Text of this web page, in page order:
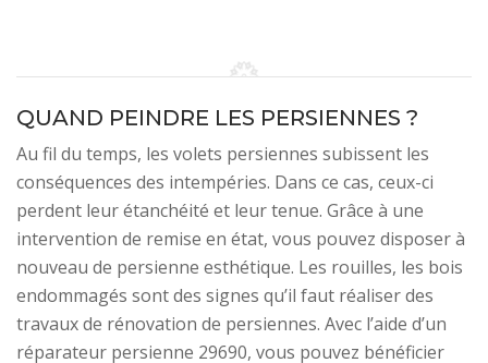
QUAND PEINDRE LES PERSIENNES ?
Au fil du temps, les volets persiennes subissent les
conséquences des intempéries. Dans ce cas, ceux-ci
perdent leur étanchéité et leur tenue. Grâce à une
intervention de remise en état, vous pouvez disposer à
nouveau de persienne esthétique. Les rouilles, les bois
endommagés sont des signes qu’il faut réaliser des
travaux de rénovation de persiennes. Avec l’aide d’un
réparateur persienne 29690, vous pouvez bénéficier